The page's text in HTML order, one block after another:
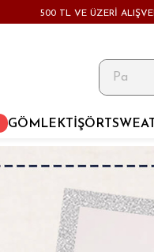
500 TL VE ÜZERİ
GÖMLEK TİŞÖRT